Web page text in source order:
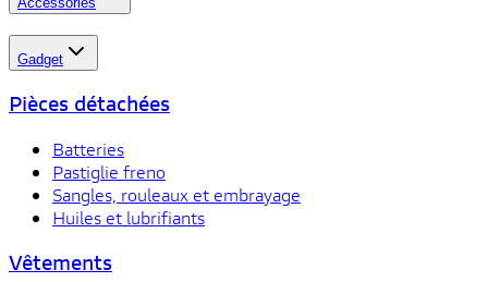
Gadget
Pièces détachées
Batteries
Pastiglie freno
Sangles, rouleaux et embrayage
Huiles et lubrifiants
Vêtements